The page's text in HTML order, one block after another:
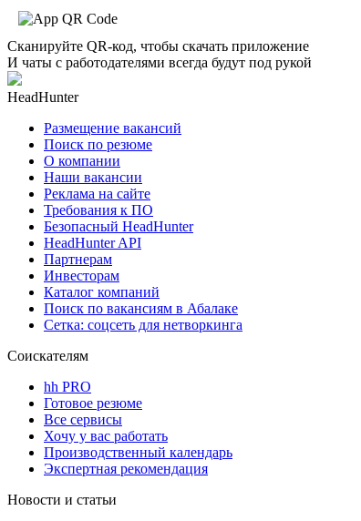
Сканируйте QR-код, чтобы скачать приложение
И чаты с работодателями всегда будут под рукой
HeadHunter
Размещение вакансий
Поиск по резюме
О компании
Наши вакансии
Реклама на сайте
Требования к ПО
Безопасный HeadHunter
HeadHunter API
Партнерам
Инвесторам
Каталог компаний
Поиск по вакансиям в Абалаке
Сетка: соцсеть для нетворкинга
Соискателям
hh PRO
Готовое резюме
Все сервисы
Хочу у вас работать
Производственный календарь
Экспертная рекомендация
Новости и статьи